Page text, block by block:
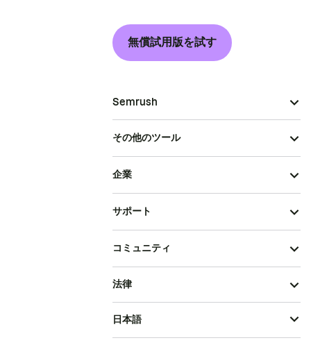
無償試用版を試す
Semrush
その他のツール
企業
サポート
コミュニティ
法律
日本語